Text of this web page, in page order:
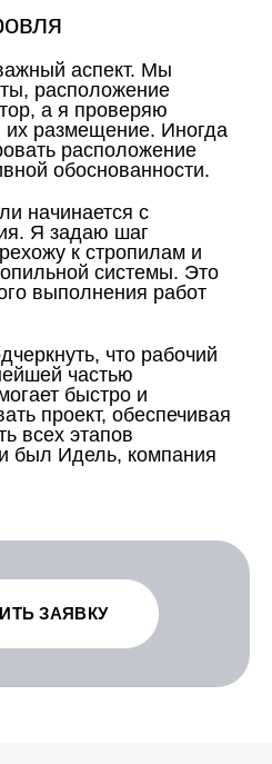
аспект. Мы
расположение
а я проверяю
их размещение. Иногда
расположение
обоснованности.
начинается с
Я задаю шаг
к стропилам и
системы. Это
выполнения работ
что рабочий
частью
быстро и
проект, обеспечивая
всех этапов
был Идель, компания
ЗАЯВКУ